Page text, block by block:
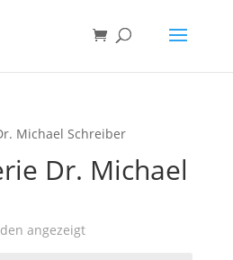
Michael Schreiber
Dr. Michael
angezeigtNach